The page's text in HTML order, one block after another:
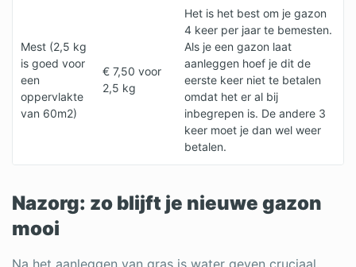
Mest (2,5 kg
is goed voor
een
oppervlakte
van 60m2)
€ 7,50 voor
2,5 kg
Het is het best om je gazon
4 keer per jaar te bemesten.
Als je een gazon laat
aanleggen hoef je dit de
eerste keer niet te betalen
omdat het er al bij
inbegrepen is. De andere 3
keer moet je dan wel weer
betalen.
Nazorg: zo blijft je nieuwe gazon
mooi